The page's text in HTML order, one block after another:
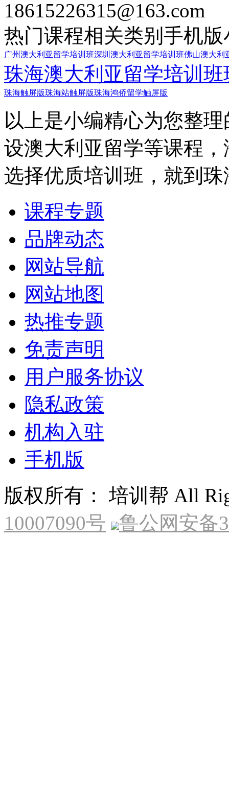
18615226315@163.com
热门课程相关类别 手机版
广州澳大利亚留学培训班深圳澳大利亚留学培训班佛山澳大利
珠海澳大利亚留学培训班
珠海触屏版珠海站触屏版珠海鸿侨留学触屏版
以上是小编精心为您整
设澳大利亚留学等课程
选择优质培训班，就到
课程专题
品牌动态
网站导航
网站地图
热推专题
免责声明
用户服务协议
隐私政策
机构入驻
手机版
版权所有： 培训帮 All
10007090号
鲁公网安备